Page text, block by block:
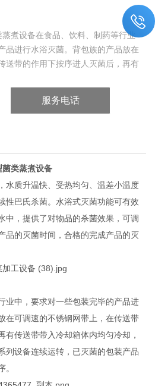
煮设备在食品、饮料、制药等行业
品进行水浴灭菌。背包族的产品放在
送带的作用下按序进人灭菌后，再有
服务电话
类蒸煮设备
质升温快、受热均匀、温差小温度
性巴氏杀菌。水浴式灭菌功能可有效
中，提供了对物品的杀菌效果，可调
品的灭菌时间，合格的完成产品的灭
中，要求对一些包装完毕的产品进
在可调速的不锈钢网带上，在传送带
有传送带带入冷却箱体内均匀冷却，
列设备连续运转，已灭菌的包装产品
。